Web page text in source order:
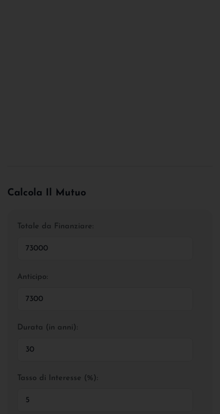
Calcola Il Mutuo
Totale da Finanziare:
Anticipo:
Durata (in anni):
Tasso di Interesse (%):